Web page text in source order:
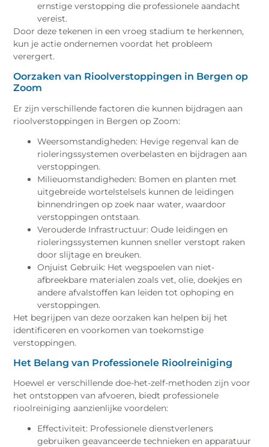
ernstige verstopping die professionele aandacht
vereist.
Door deze tekenen in een vroeg stadium te herkennen,
kun je actie ondernemen voordat het probleem
verergert.
Oorzaken van Rioolverstoppingen in Bergen op
Zoom
Er zijn verschillende factoren die kunnen bijdragen aan
rioolverstoppingen in Bergen op Zoom:
Weersomstandigheden: Hevige regenval kan de
rioleringssystemen overbelasten en bijdragen aan
verstoppingen.
Milieuomstandigheden: Bomen en planten met
uitgebreide wortelstelsels kunnen de leidingen
binnendringen op zoek naar water, waardoor
verstoppingen ontstaan.
Verouderde Infrastructuur: Oude leidingen en
rioleringssystemen kunnen sneller verstopt raken
door slijtage en breuken.
Onjuist Gebruik: Het wegspoelen van niet-
afbreekbare materialen zoals vet, olie, doekjes en
andere afvalstoffen kan leiden tot ophoping en
verstoppingen.
Het begrijpen van deze oorzaken kan helpen bij het
identificeren en voorkomen van toekomstige
verstoppingen.
Het Belang van Professionele Rioolreiniging
Hoewel er verschillende doe-het-zelf-methoden zijn voor
het ontstoppen van afvoeren, biedt professionele
rioolreiniging aanzienlijke voordelen:
Effectiviteit: Professionele dienstverleners
gebruiken geavanceerde technieken en apparatuur